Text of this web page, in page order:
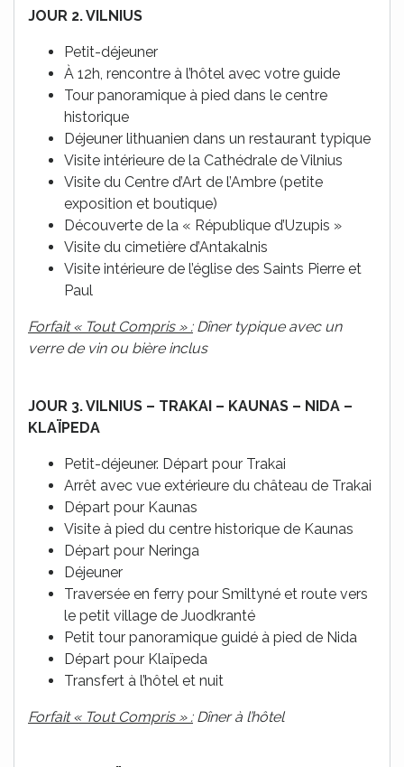
JOUR 2. VILNIUS
Petit-déjeuner
À 12h, rencontre à l’hôtel avec votre guide
Tour panoramique à pied dans le centre
historique
Déjeuner lithuanien dans un restaurant typique
Visite intérieure de la Cathédrale de Vilnius
Visite du Centre d’Art de l’Ambre (petite
exposition et boutique)
Découverte de la « République d’Uzupis »
Visite du cimetière d’Antakalnis
Visite intérieure de l’église des Saints Pierre et
Paul
Forfait « Tout Compris » :Dîner typique avec un
verre de vin ou bière inclus
JOUR 3. VILNIUS – TRAKAI – KAUNAS – NIDA –
KLAÏPEDA
Petit-déjeuner. Départ pour Trakai
Arrêt avec vue extérieure du château de Trakai
Départ pour Kaunas
Visite à pied du centre historique de Kaunas
Départ pour Neringa
Déjeuner
Traversée en ferry pour Smiltyné et route vers
le petit village de Juodkranté
Petit tour panoramique guidé à pied de Nida
Départ pour Klaïpeda
Transfert à l’hôtel et nuit
Forfait « Tout Compris » :Dîner à l’hôtel